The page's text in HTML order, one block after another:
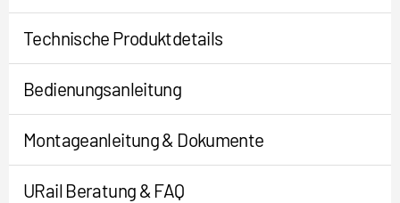
Technische Produktdetails
Bedienungsanleitung
Montageanleitung & Dokumente
URail Beratung & FAQ